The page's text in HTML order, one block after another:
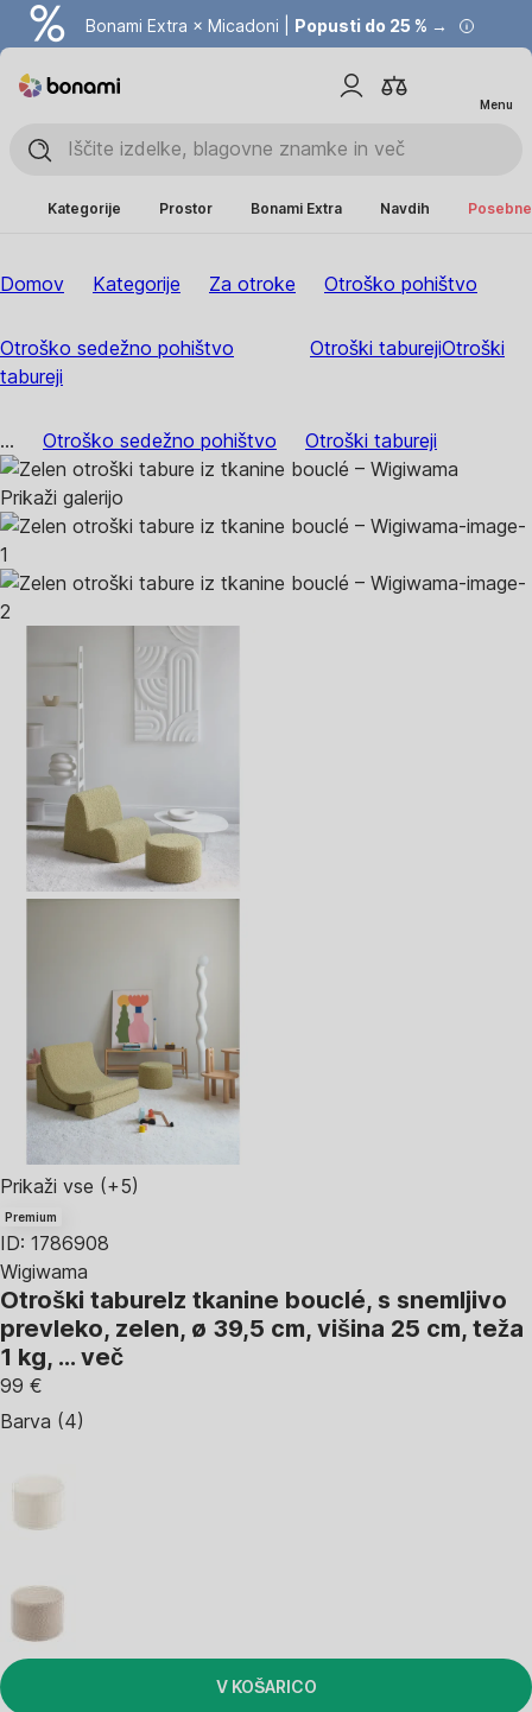
Bonami Extra × Micadoni | Popusti do 25 % →
Menu
Kategorije Prostor Bonami Extra Navdih
Domov Kategorije Za otroke Otroško pohištvo
Otroško sedežno pohištvo Otroški taburejiOtroški
tabureji
... Otroško sedežno pohištvo Otroški tabureji
Prikaži galerijo
Prikaži vse (+5)
Premium
ID: 1786908
Wigiwama
Otroški tabureIz tkanine bouclé, s snemljivo
prevleko, zelen, ø 39,5 cm, višina 25 cm, teža
1 kg, … več
99 €
Barva (4)
V KOŠARICO